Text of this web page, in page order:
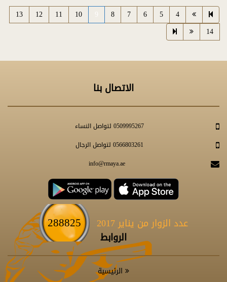
4
5
6
7
8
9
10
11
12
13
14
الاتصال بنا
0509995267 لتواصل النساء
0566803261 لتواصل الرجال
info@rmaya.ae
عدد الزوار من يناير 2017 288825
الروابط
الرئيسية